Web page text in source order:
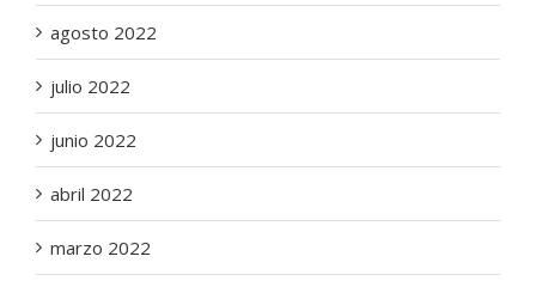
agosto 2022
julio 2022
junio 2022
abril 2022
marzo 2022